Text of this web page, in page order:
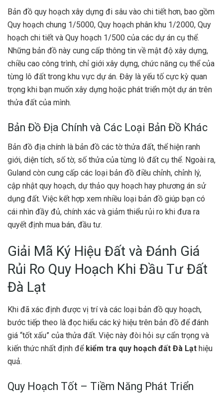
Bản đồ quy hoạch xây dựng đi sâu vào chi tiết hơn, bao gồm
Quy hoạch chung 1/5000, Quy hoạch phân khu 1/2000, Quy
hoạch chi tiết và Quy hoạch 1/500 của các dự án cụ thể.
Những bản đồ này cung cấp thông tin về mật độ xây dựng,
chiều cao công trình, chỉ giới xây dựng, chức năng cụ thể của
từng lô đất trong khu vực dự án. Đây là yếu tố cực kỳ quan
trọng khi bạn muốn xây dựng hoặc phát triển một dự án trên
thửa đất của mình.
Bản Đồ Địa Chính và Các Loại Bản Đồ Khác
Bản đồ địa chính là bản đồ các tờ thửa đất, thể hiện ranh
giới, diện tích, số tờ, số thửa của từng lô đất cụ thể. Ngoài ra,
Guland còn cung cấp các loại bản đồ điều chỉnh, chỉnh lý,
cập nhật quy hoạch, dự thảo quy hoạch hay phương án sử
dụng đất. Việc kết hợp xem nhiều loại bản đồ giúp bạn có
cái nhìn đầy đủ, chính xác và giảm thiểu rủi ro khi đưa ra
quyết định mua bán, đầu tư.
Giải Mã Ký Hiệu Đất và Đánh Giá
Rủi Ro Quy Hoạch Khi Đầu Tư Đất
Đà Lạt
Khi đã xác định được vị trí và các loại bản đồ quy hoạch,
bước tiếp theo là đọc hiểu các ký hiệu trên bản đồ để đánh
giá “tốt xấu” của thửa đất. Việc này đòi hỏi sự cẩn trọng và
kiến thức nhất định để kiểm tra quy hoạch đất Đà Lạt hiệu
quả.
Quy Hoạch Tốt – Tiềm Năng Phát Triển